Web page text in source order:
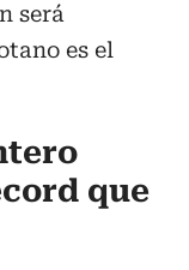
será
es el
que